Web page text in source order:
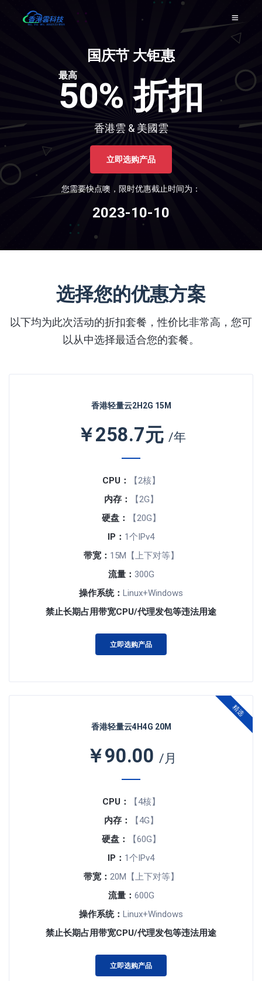
国庆节 大钜惠
最高
50% 折扣
香港雲 & 美國雲
立即选购产品
您需要快点噢，限时优惠截止时间为：
2023-10-10
选择您的优惠方案
以下均为此次活动的折扣套餐，性价比非常高，您可
以从中选择最适合您的套餐。
香港轻量云2H2G 15M
￥258.7元 /年
CPU：
【2核】
内存：
【2G】
硬盘：
【20G】
IP： 1个IPv4
带宽： 15M【上下对等】
流量： 300G
操作系统： Linux+Windows
禁止长期占用带宽CPU/代理发包等违法用途
立即选购产品
精选
香港轻量云4H4G 20M
￥90.00 /月
CPU：
【4核】
内存：
【4G】
硬盘：
【60G】
IP： 1个IPv4
带宽： 20M【上下对等】
流量： 600G
操作系统： Linux+Windows
禁止长期占用带宽CPU/代理发包等违法用途
立即选购产品